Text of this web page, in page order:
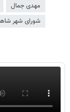
مهدی جمال
شورای شهر